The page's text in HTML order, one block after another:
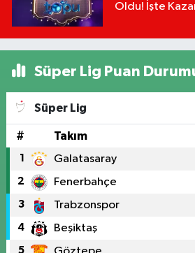
Oldu! İşte
Süper Lig Puan
Süper Lig
# Takım
1 Galatasaray
2 Fenerbahçe
3 Trabzonspor
4 Beşiktaş
5